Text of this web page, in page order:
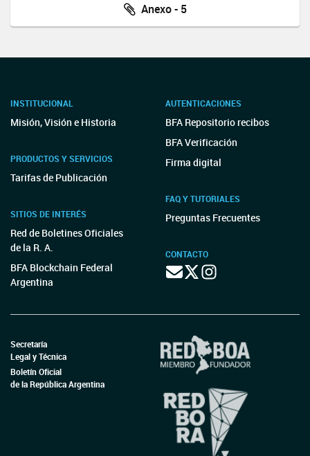
Anexo - 5
INSTITUCIONAL
Misión, Visión e Historia
PRODUCTOS Y SERVICIOS
Tarifas de Publicación
SITIOS DE INTERÉS
Red de Boletines Oficiales
de la R. A.
BFA Blockchain Federal
Argentina
AUTENTICACIONES
BFA Repositorio recibos
BFA Verificación
Firma digital
FAQ Y TUTORIALES
Preguntas Frecuentes
CONTACTO
Secretaría
Legal y Técnica
Boletín Oficial
de la República Argentina